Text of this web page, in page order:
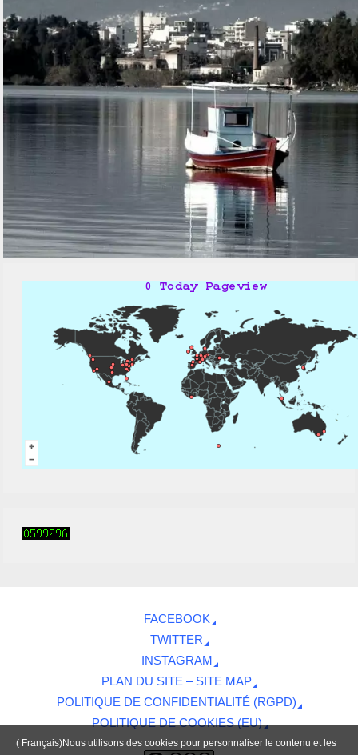
FACEBOOK
TWITTER
INSTAGRAM
PLAN DU SITE – SITE MAP
POLITIQUE DE CONFIDENTIALITÉ (RGPD)
POLITIQUE DE COOKIES (EU)
( Français)Nous utilisons des cookies pour personnaliser le contenu et les